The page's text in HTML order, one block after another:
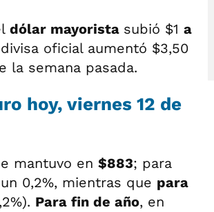
dólar mayorista subió $1 a
oficial aumentó $3,50
la semana pasada.
hoy, viernes 12 de
mantuvo en $883; para
0,2%, mientras que para
Para fin de año, en